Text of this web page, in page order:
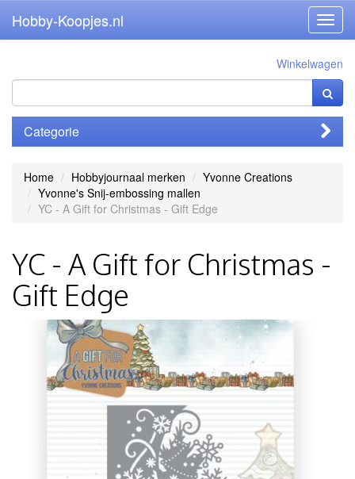
Hobby-Koopjes.nl
Winkelwagen
Categorie
Home Hobbyjournaal merken
Yvonne Creations
Yvonne's Snij-embossing mallen
YC - A Gift for Christmas - Gift Edge
YC - A Gift for Christmas -
Gift Edge